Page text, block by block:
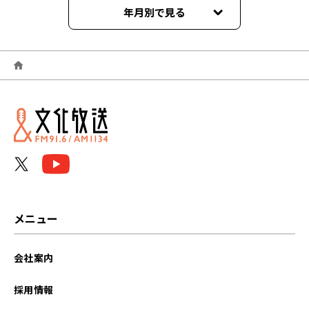
年月別で見る
2025年04月
2024年12月
2024年11月
メニュー
会社案内
採用情報